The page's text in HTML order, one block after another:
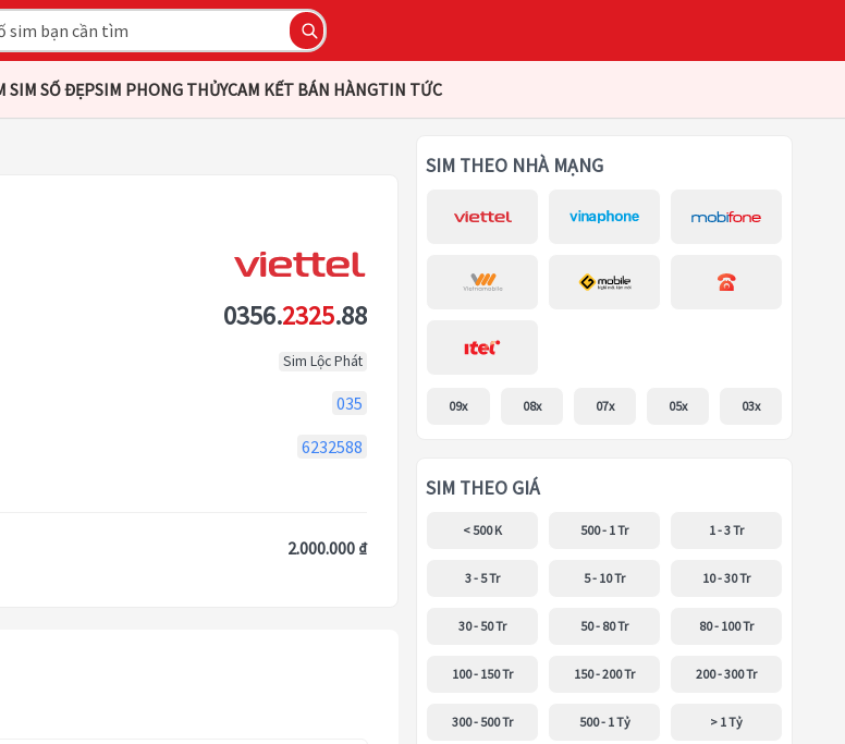
SIM SỐ ĐẸPSIM PHONG THỦYCAM KẾT BÁN HÀNGTIN TỨC
0356.2325.88
Sim Lộc Phát
035
6232588
2.000.000 ₫
SIM THEO NHÀ MẠNG
09x 08x 07x 05x 03x
SIM THEO GIÁ
< 500 K 500 - 1 Tr 1 - 3 Tr
3 - 5 Tr 5 - 10 Tr 10 - 30 Tr
30 - 50 Tr 50 - 80 Tr 80 - 100 Tr
100 - 150 Tr 150 - 200 Tr 200 - 300 Tr
300 - 500 Tr 500 - 1 Tỷ > 1 Tỷ